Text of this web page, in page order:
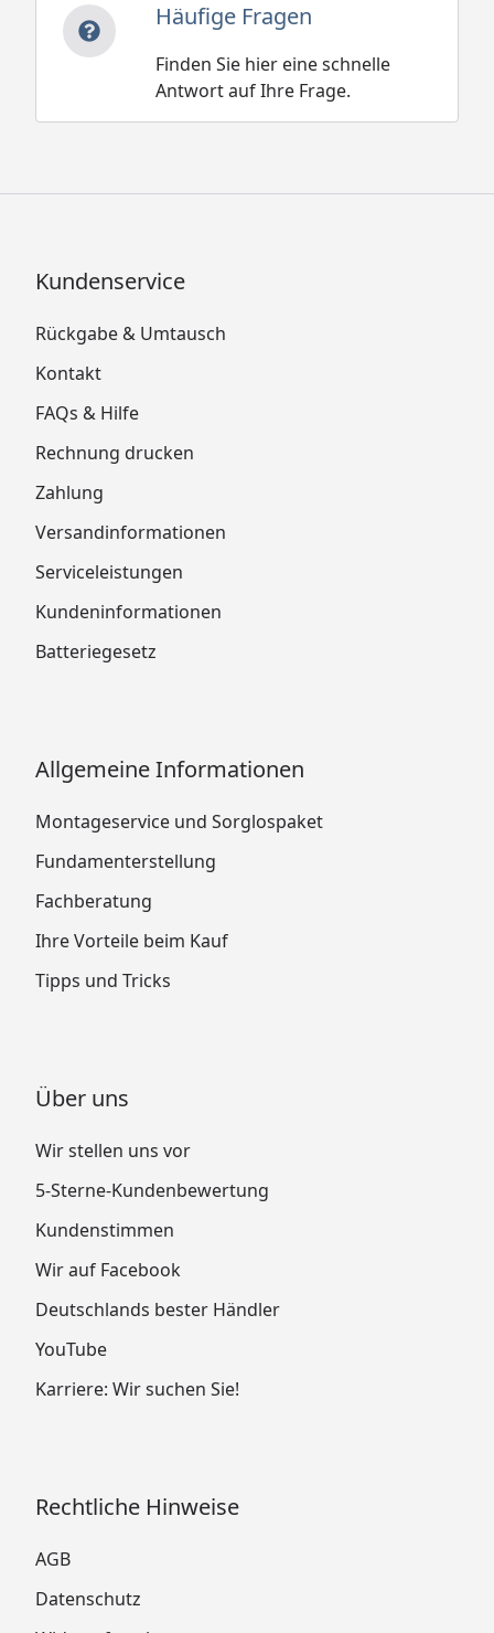
Häufige Fragen
Finden Sie hier eine schnelle
Antwort auf Ihre Frage.
Kundenservice
Rückgabe & Umtausch
Kontakt
FAQs & Hilfe
Rechnung drucken
Zahlung
Versandinformationen
Serviceleistungen
Kundeninformationen
Batteriegesetz
Allgemeine Informationen
Montageservice und Sorglospaket
Fundamenterstellung
Fachberatung
Ihre Vorteile beim Kauf
Tipps und Tricks
Über uns
Wir stellen uns vor
5-Sterne-Kundenbewertung
Kundenstimmen
Wir auf Facebook
Deutschlands bester Händler
YouTube
Karriere: Wir suchen Sie!
Rechtliche Hinweise
AGB
Datenschutz